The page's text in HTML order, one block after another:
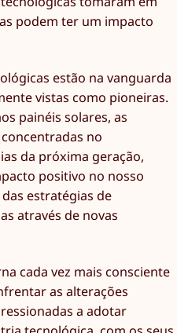
podem ter um impacto
estão na vanguarda
vistas como pioneiras.
painéis solares, as
no
da próxima geração,
positivo no nosso
estratégias de
através de novas
cada vez mais consciente
as alterações
a adotar